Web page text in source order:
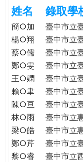
民。
WAGOR
e
姓名 錄取學
簡○加 臺中市立
楊○翔
臺中市立
蔡○儒
臺中市立
鄭○雯
臺中市立
王○嫻
臺中市立
賴○聿
臺中市立
陳○亘
臺中市立
林○雨
臺中市立
梁○皓
臺中市立
鄭○芹
臺中市立
黎○睿
臺中市立